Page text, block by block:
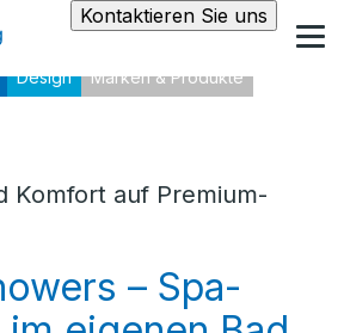
Kontaktieren Sie uns
Design Marken & Produkte
auf Premium-
– Spa-